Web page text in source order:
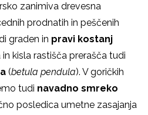
zanimiva drevesna
prodnatih in peščenih
graden in pravi kostanj
in kisla rastišča prerašča tudi
(betula pendula). V goričkih
tudi navadno smreko
posledica umetne zasajanja